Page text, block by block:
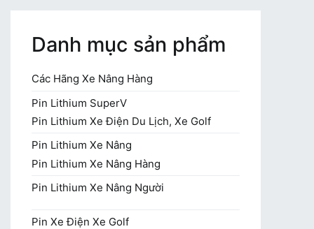
Danh mục sản phẩm
Các Hãng Xe Nâng Hàng
Pin Lithium SuperV
Pin Lithium Xe Điện Du Lịch, Xe Golf
Pin Lithium Xe Nâng
Pin Lithium Xe Nâng Hàng
Pin Lithium Xe Nâng Người
Pin Xe Điện Xe Golf